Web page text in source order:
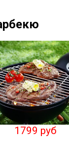
1799 руб